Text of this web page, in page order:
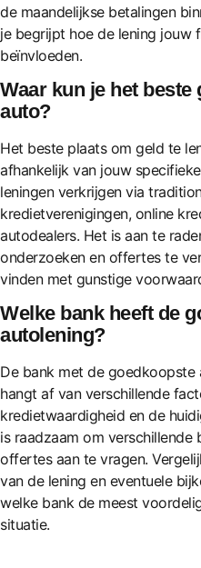
de maandelijkse betalingen
je begrijpt hoe de lening jouw
beïnvloeden.
Waar kun je het beste
auto?
Het beste plaats om geld te
afhankelijk van jouw
leningen verkrijgen via
kredietverenigingen, online
autodealers. Het is aan te
onderzoeken en offertes te
vinden met gunstige
Welke bank heeft de
autolening?
De bank met de goedkoopste
hangt af van verschillende
kredietwaardigheid en de
is raadzaam om verschillende
offertes aan te vragen.
van de lening en eventuele
welke bank de meest
situatie.